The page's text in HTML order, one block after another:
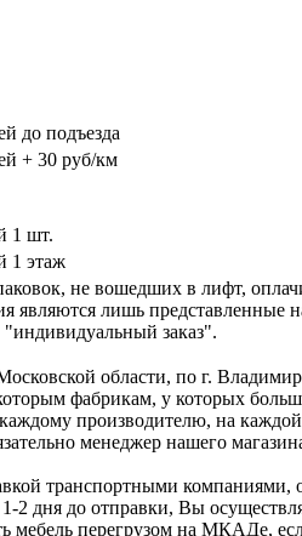
до подъезда
+ 30 руб/км
1 шт.
1 этаж
не вошедших в лифт,
являются лишь представленные
"индивидуальный заказ".
области, по г.
фабрикам, у которых
производителю, на
менеджер нашего
транспортными компаниями,
2 дня до отправки, Вы
перегрузом на МКАДе,